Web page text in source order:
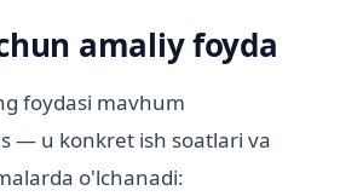
amaliy foyda
foydasi mavhum
— u konkret ish soatlari va
o'lchanadi: